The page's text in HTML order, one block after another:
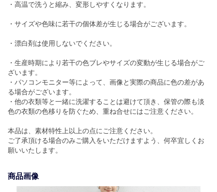
・高温で洗うと縮み、変形しやすくなります。
・サイズや色味に若干の個体差が生じる場合がございます。
・漂白剤は使用しないでください。
・生産時期により若干の色ブレやサイズの変動が生じる場合がご
ざいます。
・パソコンモニター等によって、画像と実際の商品に色の差があ
る場合がございます。
・他の衣類等と一緒に洗濯することは避けて頂き、保管の際も淡
色の衣類の色移りを防ぐため、重ね合せにはご注意ください。
本品は、素材特性上以上の点にご注意ください。
ご了承頂ける場合のみご購入をいただけますよう、何卒宜しくお
願いいたします。
商品画像